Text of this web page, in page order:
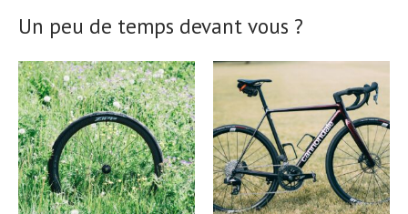
Un peu de temps devant vous ?